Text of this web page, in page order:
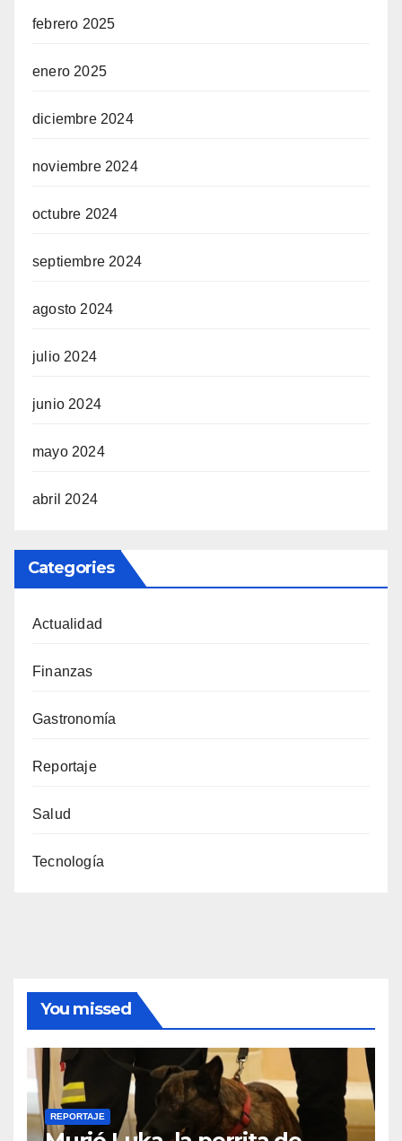
febrero 2025
enero 2025
diciembre 2024
noviembre 2024
octubre 2024
septiembre 2024
agosto 2024
julio 2024
junio 2024
mayo 2024
abril 2024
Categories
Actualidad
Finanzas
Gastronomía
Reportaje
Salud
Tecnología
You missed
REPORTAJE